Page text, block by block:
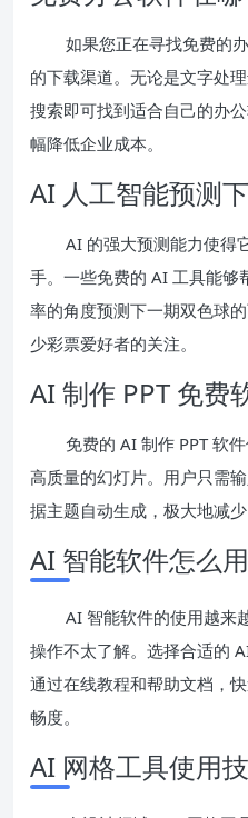
如果您正在寻找免费的
的下载渠道。无论是文字处
搜索即可找到适合自己的办
幅降低企业成本。
AI 人工智能预测
AI 的强大预测能力使得
手。一些免费的 AI 工具能够
率的角度预测下一期双色球
少彩票爱好者的关注。
AI 制作 PPT 免费
免费的 AI 制作 PPT 软
高质量的幻灯片。用户只需
据主题自动生成，极大地减少
AI 智能软件怎么用
AI 智能软件的使用越来
操作不太了解。选择合适的
通过在线教程和帮助文档，
畅度。
AI 网格工具使用